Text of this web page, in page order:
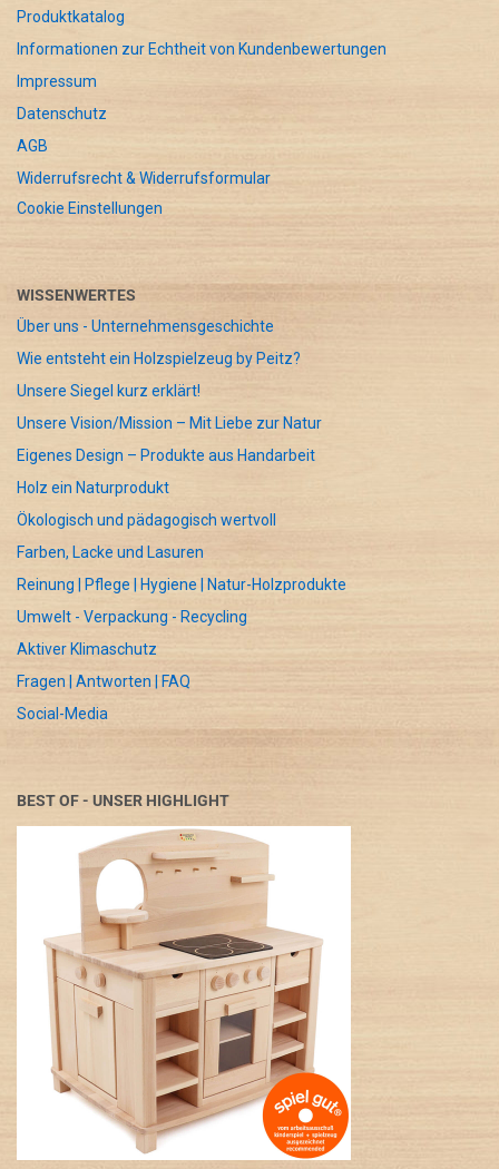
Produktkatalog
Informationen zur Echtheit von Kundenbewertungen
Impressum
Datenschutz
AGB
Widerrufsrecht & Widerrufsformular
Cookie Einstellungen
WISSENWERTES
Über uns - Unternehmensgeschichte
Wie entsteht ein Holzspielzeug by Peitz?
Unsere Siegel kurz erklärt!
Unsere Vision/Mission – Mit Liebe zur Natur
Eigenes Design – Produkte aus Handarbeit
Holz ein Naturprodukt
Ökologisch und pädagogisch wertvoll
Farben, Lacke und Lasuren
Reinung | Pflege | Hygiene | Natur-Holzprodukte
Umwelt - Verpackung - Recycling
Aktiver Klimaschutz
Fragen | Antworten | FAQ
Social-Media
BEST OF - UNSER HIGHLIGHT